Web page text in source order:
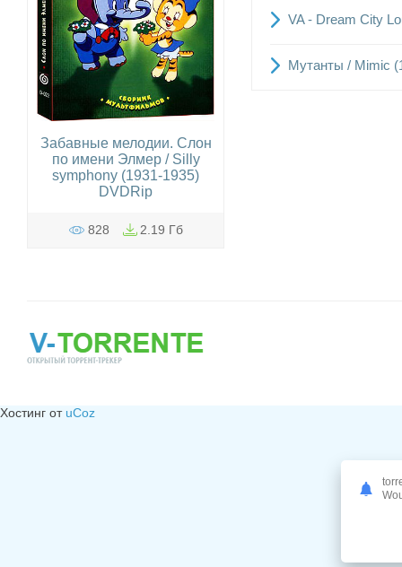
VA - Dream City
Мутанты / Mimic
Забавные мелодии. Слон
по имени Элмер / Silly
symphony (1931-1935)
DVDRip
828 2.19 Гб
Хостинг от uCoz